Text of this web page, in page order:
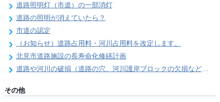
道路照明灯（市道）の一部消灯
道路の照明が消えていたら？
市道の認定
（お知らせ）道路占用料・河川占用料を改定します。
北見市道路施設の長寿命化修繕計画
道路や河川の破損（道路の穴、河川護岸ブロックの欠損など）を見つけたら？
その他